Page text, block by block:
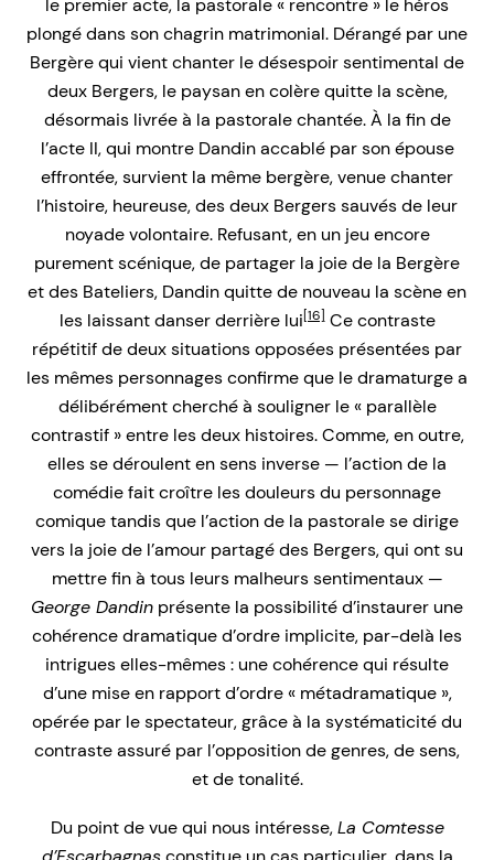
le premier acte, la pastorale « rencontre » le héros
plongé dans son chagrin matrimonial. Dérangé par une
Bergère qui vient chanter le désespoir sentimental de
deux Bergers, le paysan en colère quitte la scène,
désormais livrée à la pastorale chantée. À la fin de
l’acte II, qui montre Dandin accablé par son épouse
effrontée, survient la même bergère, venue chanter
l’histoire, heureuse, des deux Bergers sauvés de leur
noyade volontaire. Refusant, en un jeu encore
purement scénique, de partager la joie de la Bergère
et des Bateliers, Dandin quitte de nouveau la scène en
les laissant danser derrière lui[16]Ce contraste
répétitif de deux situations opposées présentées par
les mêmes personnages confirme que le dramaturge a
délibérément cherché à souligner le « parallèle
contrastif » entre les deux histoires. Comme, en outre,
elles se déroulent en sens inverse — l’action de la
comédie fait croître les douleurs du personnage
comique tandis que l’action de la pastorale se dirige
vers la joie de l’amour partagé des Bergers, qui ont su
mettre fin à tous leurs malheurs sentimentaux —
George Dandin présente la possibilité d’instaurer une
cohérence dramatique d’ordre implicite, par-delà les
intrigues elles-mêmes : une cohérence qui résulte
d’une mise en rapport d’ordre « métadramatique »,
opérée par le spectateur, grâce à la systématicité du
contraste assuré par l’opposition de genres, de sens,
et de tonalité.
Du point de vue qui nous intéresse,La Comtesse